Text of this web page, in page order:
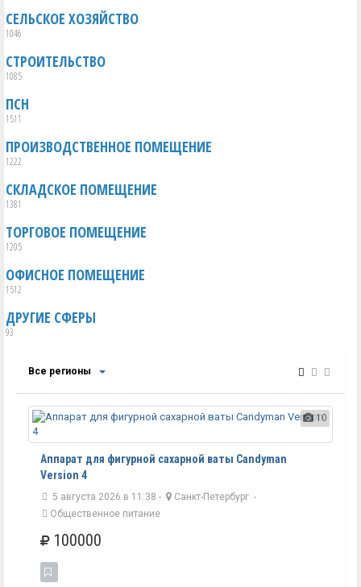
СЕЛЬСКОЕ ХОЗЯЙСТВО
1046
СТРОИТЕЛЬСТВО
1085
ПСН
1511
ПРОИЗВОДСТВЕННОЕ ПОМЕЩЕНИЕ
1222
СКЛАДСКОЕ ПОМЕЩЕНИЕ
1381
ТОРГОВОЕ ПОМЕЩЕНИЕ
1205
ОФИСНОЕ ПОМЕЩЕНИЕ
1512
ДРУГИЕ СФЕРЫ
93
Все регионы
10
Аппарат для фигурной сахарной ваты Candyman
Version 4
5 августа 2026 в 11:38 - Санкт-Петербург -
Общественное питание
100000